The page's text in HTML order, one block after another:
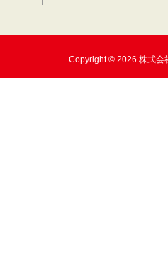
Copyright © 2026 株式会